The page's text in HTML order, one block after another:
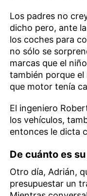
Los padres no
dicho pero, ante
los coches para
no sólo se
marcas que el
también porque
que motor tenía
El ingeniero
los vehículos,
entonces le dicta
De cuánto es
Otro día, Adrián,
presupuestar un